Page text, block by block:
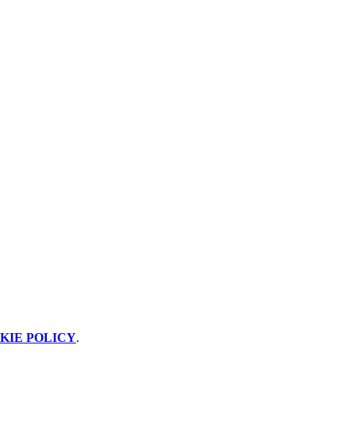
POLICY.